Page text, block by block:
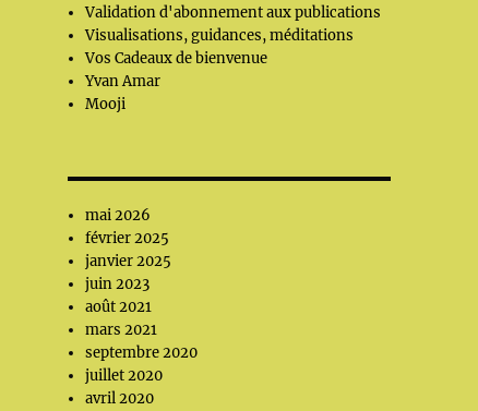
Validation d'abonnement aux publications
Visualisations, guidances, méditations
Vos Cadeaux de bienvenue
Yvan Amar
Mooji
mai 2026
février 2025
janvier 2025
juin 2023
août 2021
mars 2021
septembre 2020
juillet 2020
avril 2020